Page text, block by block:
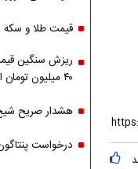
قیمت طلا و سکه اول صبح
ریزش سنگین
۴۰ میلیون تومان ارزان شد
هشدار صریح
درخواست